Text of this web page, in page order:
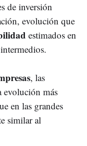
de inversión
evolución que
estimados en
, las
evolución más
en las grandes
similar al